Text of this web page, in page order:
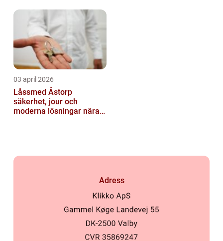
03 april 2026
Låssmed Åstorp
säkerhet, jour och
moderna lösningar nära
Adress